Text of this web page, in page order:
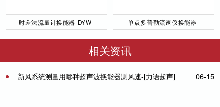
时差法流量计换能器-DYW-
单点多普勒流速仪换能器-
相关资讯
新风系统测量用哪种超声波换能器测风速-[力语超声] 06-15